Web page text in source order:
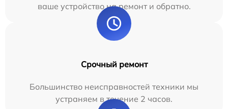
ваше устройство на ремонт и обратно.
Срочный ремонт
Большинство неисправностей техники мы
устраняем в течение 2 часов.